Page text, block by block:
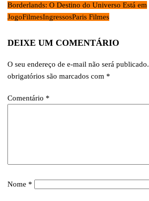
Borderlands: O Destino do Universo Está em
JogoFilmesIngressosParis Filmes
DEIXE UM COMENTÁRIO
O seu endereço de e-mail não será publicado.
obrigatórios são marcados com *
Comentário *
Nome *